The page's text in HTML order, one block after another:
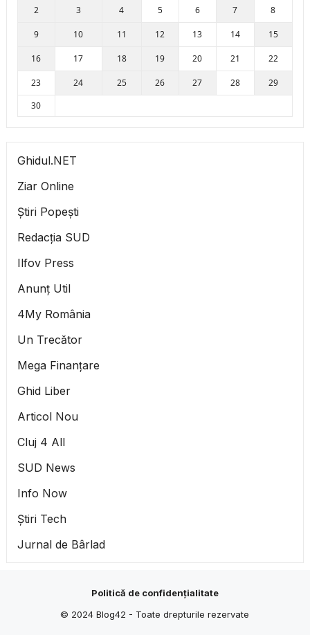
2
3 4 5 6 7 8
9 10 11 12 13 14 15
16 17 18 19 20 21 22
23 24 25 26 27 28
29
30
Ghidul.NET
Ziar Online
Știri Popești
Redacția SUD
Ilfov Press
Anunț Util
4My România
Un Trecător
Mega Finanțare
Ghid Liber
Articol Nou
Cluj 4 All
SUD News
Info Now
Știri Tech
Jurnal de Bârlad
Politică de confidențialitate
© 2024Blog42 - Toate drepturile rezervate